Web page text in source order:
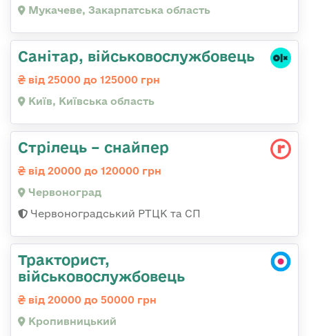
Мукачеве, Закарпатська область
Санітаp, військовослужбовець
від 25000 до 125000 грн
Київ, Київська область
Стрілець – снайпер
від 20000 до 120000 грн
Червоноград
Червоноградський РТЦК та СП
Тракторист,
військовослужбовець
від 20000 до 50000 грн
Кропивницький